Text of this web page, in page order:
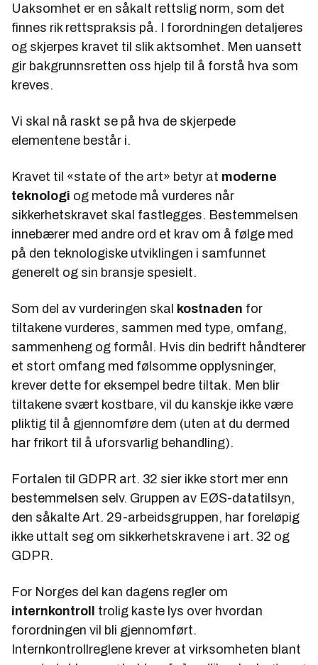
Uaksomhet er en såkalt rettslig norm, som det
finnes rik rettspraksis på. I forordningen detaljeres
og skjerpes kravet til slik aktsomhet. Men uansett
gir bakgrunnsretten oss hjelp til å forstå hva som
kreves.
Vi skal nå raskt se på hva de skjerpede
elementene består i.
Kravet til «state of the art» betyr at moderne
teknologi og metode må vurderes når
sikkerhetskravet skal fastlegges. Bestemmelsen
innebærer med andre ord et krav om å følge med
på den teknologiske utviklingen i samfunnet
generelt og sin bransje spesielt.
Som del av vurderingen skal kostnaden for
tiltakene vurderes, sammen med type, omfang,
sammenheng og formål. Hvis din bedrift håndterer
et stort omfang med følsomme opplysninger,
krever dette for eksempel bedre tiltak. Men blir
tiltakene svært kostbare, vil du kanskje ikke være
pliktig til å gjennomføre dem (uten at du dermed
har frikort til å uforsvarlig behandling).
Fortalen til GDPR art. 32 sier ikke stort mer enn
bestemmelsen selv. Gruppen av EØS-datatilsyn,
den såkalte Art. 29-arbeidsgruppen, har foreløpig
ikke uttalt seg om sikkerhetskravene i art. 32 og
GDPR.
For Norges del kan dagens regler om
internkontroll trolig kaste lys over hvordan
forordningen vil bli gjennomført.
Internkontrollreglene krever at virksomheten blant